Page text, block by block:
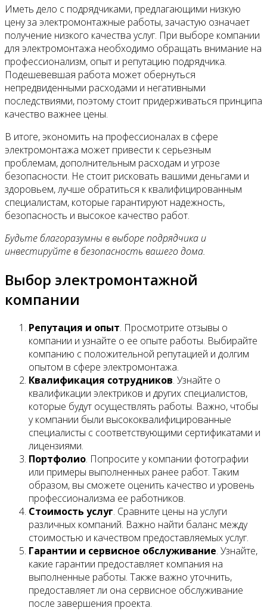
Иметь дело с подрядчиками, предлагающими низкую
цену за электромонтажные работы, зачастую означает
получение низкого качества услуг. При выборе компании
для электромонтажа необходимо обращать внимание на
профессионализм, опыт и репутацию подрядчика.
Подешевевшая работа может обернуться
непредвиденными расходами и негативными
последствиями, поэтому стоит придерживаться принципа
качество важнее цены.
В итоге, экономить на профессионалах в сфере
электромонтажа может привести к серьезным
проблемам, дополнительным расходам и угрозе
безопасности. Не стоит рисковать вашими деньгами и
здоровьем, лучше обратиться к квалифицированным
специалистам, которые гарантируют надежность,
безопасность и высокое качество работ.
Будьте благоразумны в выборе подрядчика и
инвестируйте в безопасность вашего дома.
Выбор электромонтажной
компании
Репутация и опыт. Просмотрите отзывы о
компании и узнайте о ее опыте работы. Выбирайте
компанию с положительной репутацией и долгим
опытом в сфере электромонтажа.
Квалификация сотрудников. Узнайте о
квалификации электриков и других специалистов,
которые будут осуществлять работы. Важно, чтобы
у компании были высококвалифицированные
специалисты с соответствующими сертификатами и
лицензиями.
Портфолио. Попросите у компании фотографии
или примеры выполненных ранее работ. Таким
образом, вы сможете оценить качество и уровень
профессионализма ее работников.
Стоимость услуг. Сравните цены на услуги
различных компаний. Важно найти баланс между
стоимостью и качеством предоставляемых услуг.
Гарантии и сервисное обслуживание. Узнайте,
какие гарантии предоставляет компания на
выполненные работы. Также важно уточнить,
предоставляет ли она сервисное обслуживание
после завершения проекта.